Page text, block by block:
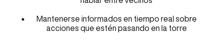
Mantenerse informados en tiempo real sobre
acciones que estén pasando en la torre